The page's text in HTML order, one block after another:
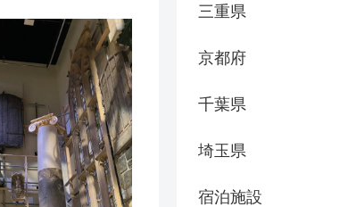
三重県
京都府
千葉県
埼玉県
宿泊施設